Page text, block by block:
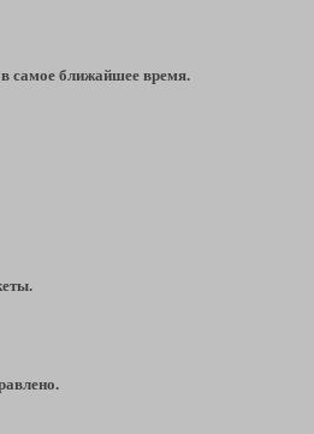
самое ближайшее время.